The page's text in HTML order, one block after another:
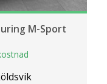
M-Sport